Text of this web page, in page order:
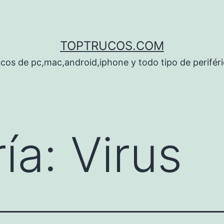
TOPTRUCOS.COM
de pc,mac,android,iphone y todo tipo de
Virus